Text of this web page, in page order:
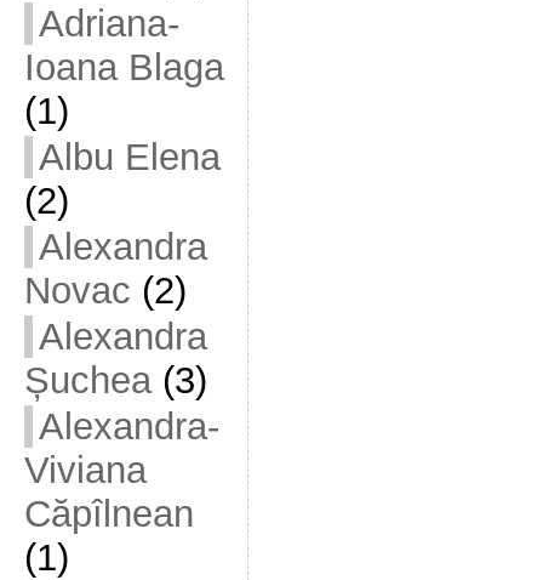
Adriana-
Ioana Blaga
(1)
Albu Elena
(2)
Alexandra
Novac (2)
Alexandra
Șuchea(3)
Alexandra-
Viviana
Căpîlnean
(1)